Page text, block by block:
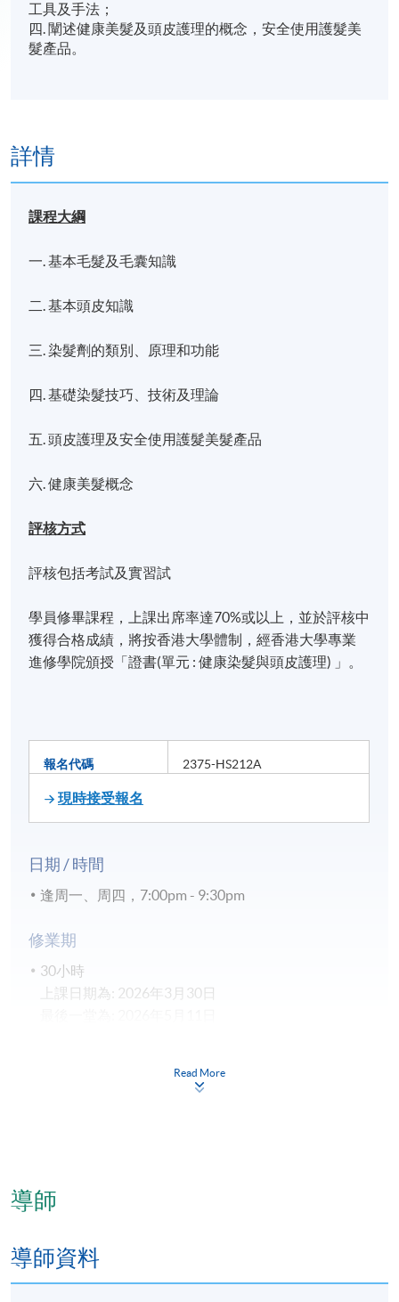
工具及手法；
四. 闡述健康美髮及頭皮護理的概念，安全使用護髮美
髮產品。
詳情
課程大綱
一. 基本毛髮及毛囊知識
二. 基本頭皮知識
三. 染髮劑的類別、原理和功能
四. 基礎染髮技巧、技術及理論
五. 頭皮護理及安全使用護髮美髮產品
六. 健康美髮概念
評核方式
評核包括考試及實習試
學員修畢課程，上課出席率達70%或以上，並於評核中
獲得合格成績，將按香港大學體制，經香港大學專業
進修學院頒授「證書(單元 : 健康染髮與頭皮護理) 」。
報名代碼 2375-HS212A
現時接受報名
日期 / 時間
逢周一、周四，7:00pm - 9:30pm
修業期
30小時
上課日期為: 2026年3月30日
Read More
導師
導師資料